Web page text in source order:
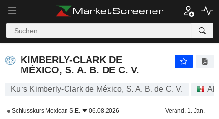
KIMBERLY-CLARK DE
MÉXICO, S. A. B. DE C. V.
Kurs Kimberly-Clark de México, S. A. B. de C. V.
Schlusskurs Mexican S.E. 06.08.2026 Veränd. 1. Jan.